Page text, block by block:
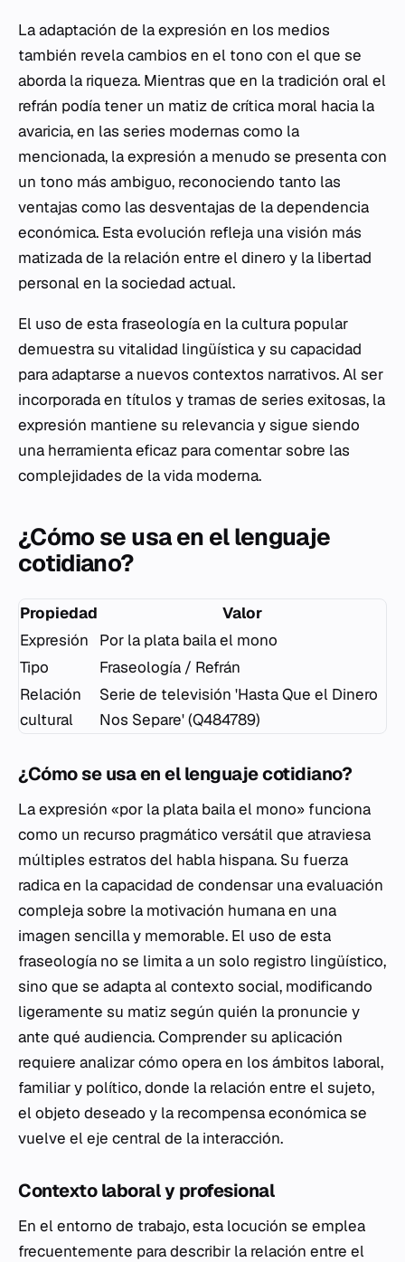
La adaptación de la expresión en los medios
también revela cambios en el tono con el que se
aborda la riqueza. Mientras que en la tradición oral el
refrán podía tener un matiz de crítica moral hacia la
avaricia, en las series modernas como la
mencionada, la expresión a menudo se presenta con
un tono más ambiguo, reconociendo tanto las
ventajas como las desventajas de la dependencia
económica. Esta evolución refleja una visión más
matizada de la relación entre el dinero y la libertad
personal en la sociedad actual.
El uso de esta fraseología en la cultura popular
demuestra su vitalidad lingüística y su capacidad
para adaptarse a nuevos contextos narrativos. Al ser
incorporada en títulos y tramas de series exitosas, la
expresión mantiene su relevancia y sigue siendo
una herramienta eficaz para comentar sobre las
complejidades de la vida moderna.
¿Cómo se usa en el lenguaje
cotidiano?
Propiedad
Valor
Expresión
Por la plata baila el mono
Tipo
Fraseología / Refrán
Relación
cultural
Serie de televisión 'Hasta Que el Dinero
Nos Separe' (Q484789)
¿Cómo se usa en el lenguaje cotidiano?
La expresión «por la plata baila el mono» funciona
como un recurso pragmático versátil que atraviesa
múltiples estratos del habla hispana. Su fuerza
radica en la capacidad de condensar una evaluación
compleja sobre la motivación humana en una
imagen sencilla y memorable. El uso de esta
fraseología no se limita a un solo registro lingüístico,
sino que se adapta al contexto social, modificando
ligeramente su matiz según quién la pronuncie y
ante qué audiencia. Comprender su aplicación
requiere analizar cómo opera en los ámbitos laboral,
familiar y político, donde la relación entre el sujeto,
el objeto deseado y la recompensa económica se
vuelve el eje central de la interacción.
Contexto laboral y profesional
En el entorno de trabajo, esta locución se emplea
frecuentemente para describir la relación entre el